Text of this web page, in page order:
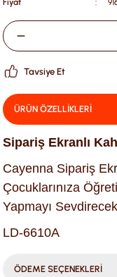
Fiyat
Tavsiye Et
ÜRÜN ÖZELLİKLERİ
Sipariş Ekranlı
Cayenna Sipariş
Çocuklarınıza
Yapmayı
LD-6610A
ÖDEME SEÇENEKLERİ